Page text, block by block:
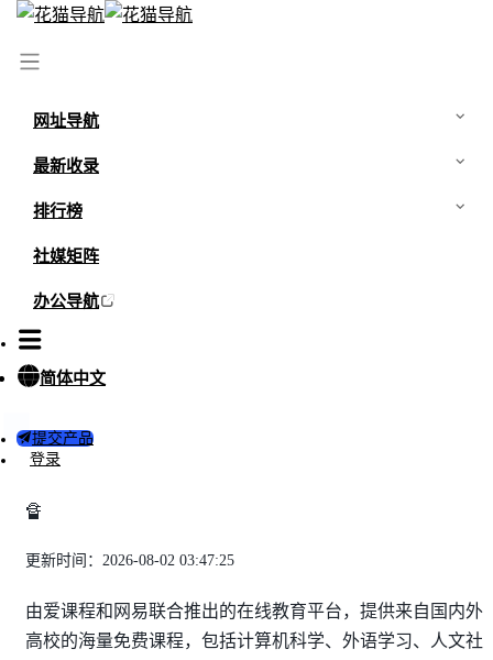
网址导航
最新收录
排行榜
社媒矩阵
办公导航
简体中文
提交产品
登录
中国大学MOOC
🔏
更新时间：2026-08-02 03:47:25
由爱课程和网易联合推出的在线教育平台，提供来自国内外
高校的海量免费课程，包括计算机科学、外语学习、人文社